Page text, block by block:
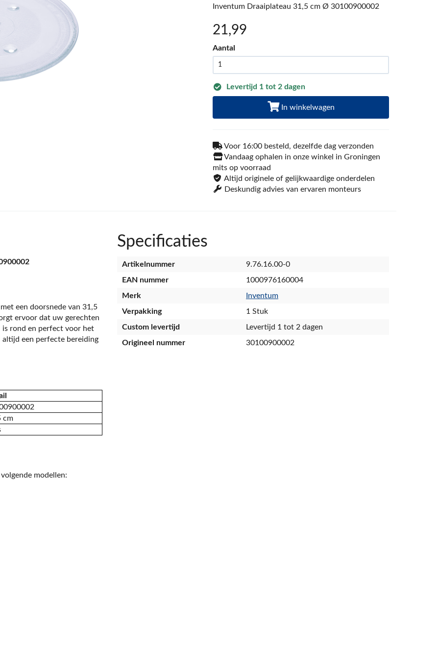
Inventum Draaiplateau 31,5 cm Ø 30100900002
21,99
Aantal
Levertijd 1 tot 2 dagen
In winkelwagen
Voor 16:00 besteld, dezelfde dag verzonden
Vandaag ophalen in onze winkel in Groningen
mits op voorraad
Altijd originele of gelijkwaardige onderdelen
Deskundig advies van ervaren monteurs
een doorsnede van 31,5
ervoor dat uw gerechten
is rond en perfect voor het
een perfecte bereiding
cm
modellen:
Specificaties
Artikelnummer
9.76.16.00-0
EAN nummer
1000976160004
Merk
Inventum
Verpakking
1 Stuk
Custom levertijd
Levertijd 1 tot 2 dagen
Origineel nummer
30100900002